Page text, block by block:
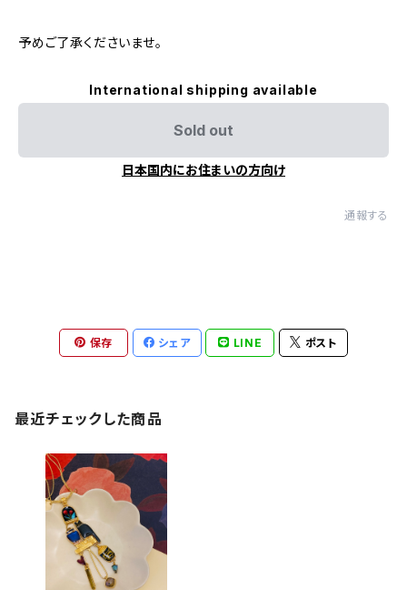
予めご了承くださいませ。
International shipping available
Sold out
日本国内にお住まいの方向け
通報する
保存 シェア LINE ポスト
最近チェックした商品